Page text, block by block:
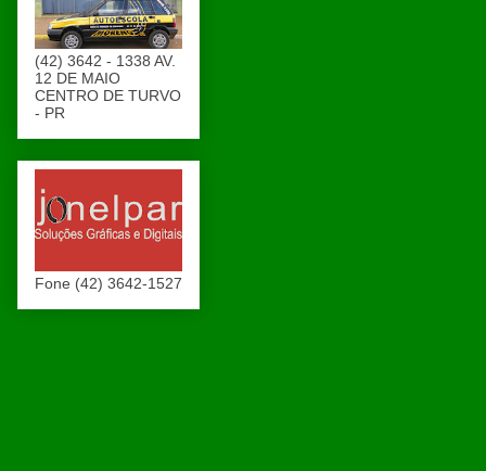
(42) 3642 - 1338 AV.
12 DE MAIO
CENTRO DE TURVO
- PR
Fone (42) 3642-1527